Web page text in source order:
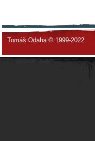
Tomáš Odaha © 1999-2022